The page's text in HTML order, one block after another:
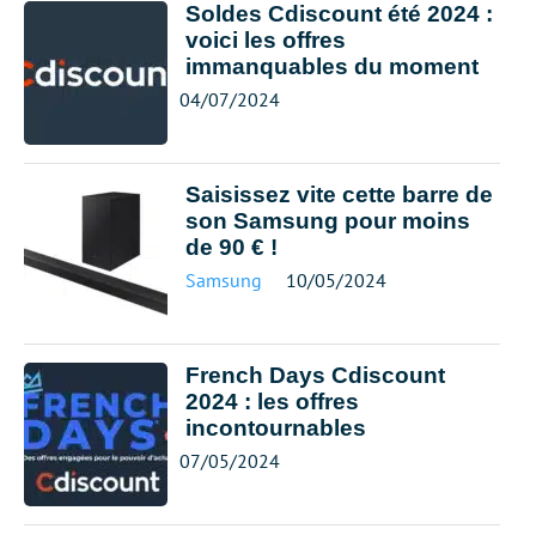
Soldes Cdiscount été 2024 :
voici les offres
immanquables du moment
04/07/2024
Saisissez vite cette barre de
son Samsung pour moins
de 90 € !
Samsung 10/05/2024
French Days Cdiscount
2024 : les offres
incontournables
07/05/2024